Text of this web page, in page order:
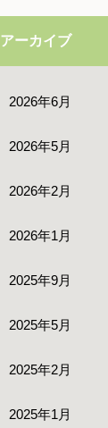
アーカイブ
2026年6月
2026年5月
2026年2月
2026年1月
2025年9月
2025年5月
2025年2月
2025年1月